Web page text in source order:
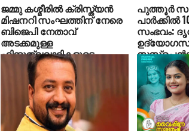
ജമ്മു കശ്മീരില്‍ ക്രിസ്ത്യന്‍
മിഷനറി സംഘത്തിന് നേരെ
ബിജെപി നേതാവ്
അടക്കമുള്ള
ഹിന്ദുത്വവാദികളുടെ
ആക്രമണം
പുത്തൂര്‍
പാര്‍ക്കില്‍
സംഭവം: